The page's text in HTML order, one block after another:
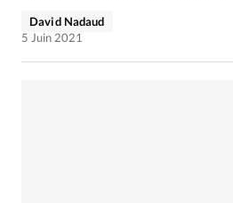
David Nadaud
5 Juin 2021